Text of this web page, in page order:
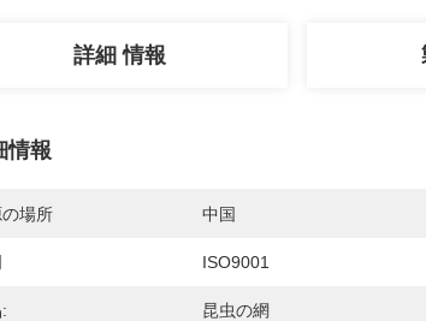
詳細 情報
情報
場所 中国
ISO9001
昆虫の網